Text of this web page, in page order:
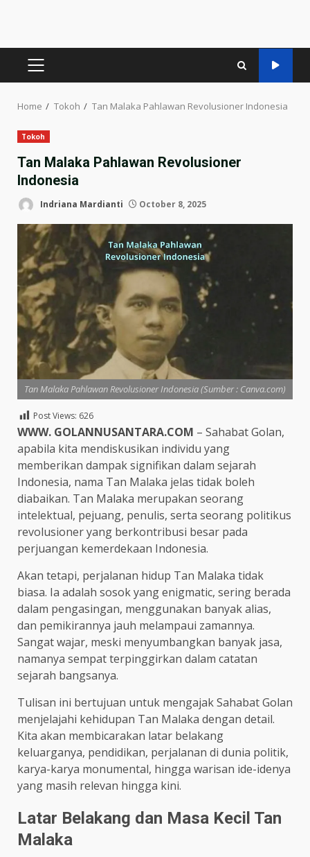
PRIMARY
Home Tokoh Tan Malaka Pahlawan Revolusioner Indonesia
Tokoh
Tan Malaka Pahlawan Revolusioner
Indonesia
Indriana Mardianti October 8, 2025
Tan Malaka Pahlawan Revolusioner Indonesia (Sumber : Canva.com)
Post Views: 626
WWW. GOLANNUSANTARA.COM – Sahabat Golan,
apabila kita mendiskusikan individu yang
memberikan dampak signifikan dalam sejarah
Indonesia, nama Tan Malaka jelas tidak boleh
diabaikan. Tan Malaka merupakan seorang
intelektual, pejuang, penulis, serta seorang politikus
revolusioner yang berkontribusi besar pada
perjuangan kemerdekaan Indonesia.
Akan tetapi, perjalanan hidup Tan Malaka tidak
biasa. Ia adalah sosok yang enigmatic, sering berada
dalam pengasingan, menggunakan banyak alias,
dan pemikirannya jauh melampaui zamannya.
Sangat wajar, meski menyumbangkan banyak jasa,
namanya sempat terpinggirkan dalam catatan
sejarah bangsanya.
Tulisan ini bertujuan untuk mengajak Sahabat Golan
menjelajahi kehidupan Tan Malaka dengan detail.
Kita akan membicarakan latar belakang
keluarganya, pendidikan, perjalanan di dunia politik,
karya-karya monumental, hingga warisan ide-idenya
yang masih relevan hingga kini.
Latar Belakang dan Masa Kecil Tan
Malaka